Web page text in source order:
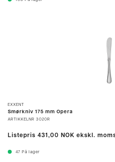
EXXENT
Smørkniv 175 mm Opera
ARTIKKELNR 3020R
Listepris 431,00 NOK ekskl.
47 På lager